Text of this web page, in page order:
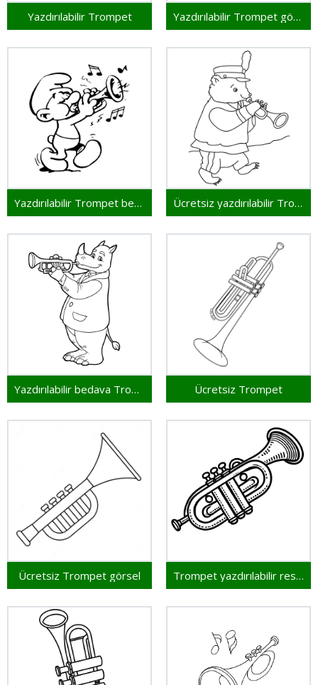
Yazdırılabilir Trompet Yazdırılabilir Trompet görsel
Yazdırılabilir Trompet bedava Ücretsiz yazdırılabilir Trompet
Yazdırılabilir bedava Trompet Ücretsiz Trompet
Ücretsiz Trompet görsel Trompet yazdırılabilir resim